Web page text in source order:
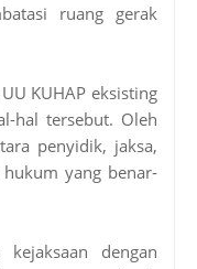
ruang gerak
KUHAP eksisting
hal tersebut. Oleh
penyidik, jaksa,
yang benar-
dengan